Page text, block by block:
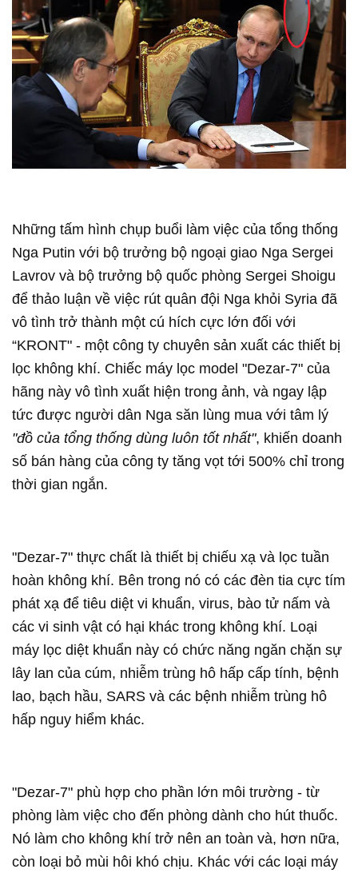
Những tấm hình chụp buổi làm việc của tổng thống
Nga Putin với bộ trưởng bộ ngoại giao Nga Sergei
Lavrov và bộ trưởng bộ quốc phòng Sergei Shoigu
để thảo luận về việc rút quân đội Nga khỏi Syria đã
vô tình trở thành một cú hích cực lớn đối với
“KRONT" - một công ty chuyên sản xuất các thiết bị
lọc không khí. Chiếc máy lọc model "Dezar-7" của
hãng này vô tình xuất hiện trong ảnh, và ngay lập
tức được người dân Nga săn lùng mua với tâm lý
"đồ của tổng thống dùng luôn tốt nhất", khiến doanh
số bán hàng của công ty tăng vọt tới 500% chỉ trong
thời gian ngắn.
"Dezar-7" thực chất là thiết bị chiếu xạ và lọc tuần
hoàn không khí. Bên trong nó có các đèn tia cực tím
phát xạ để tiêu diệt vi khuẩn, virus, bào tử nấm và
các vi sinh vật có hại khác trong không khí. Loại
máy lọc diệt khuẩn này có chức năng ngăn chặn sự
lây lan của cúm, nhiễm trùng hô hấp cấp tính, bệnh
lao, bạch hầu, SARS và các bệnh nhiễm trùng hô
hấp nguy hiểm khác.
"Dezar-7" phù hợp cho phần lớn môi trường - từ
phòng làm việc cho đến phòng dành cho hút thuốc.
Nó làm cho không khí trở nên an toàn và, hơn nữa,
còn loại bỏ mùi hôi khó chịu. Khác với các loại máy